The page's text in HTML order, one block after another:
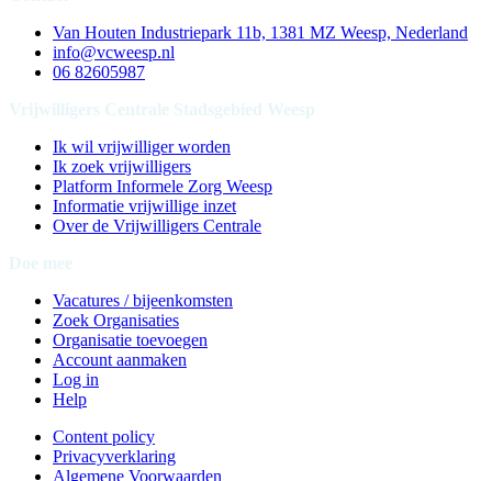
Van Houten Industriepark 11b, 1381 MZ Weesp, Nederland
info@vcweesp.nl
06 82605987
Ik wil vrijwilliger worden
Ik zoek vrijwilligers
Platform Informele Zorg Weesp
Informatie vrijwillige inzet
Over de Vrijwilligers Centrale
Vacatures / bijeenkomsten
Zoek Organisaties
Organisatie toevoegen
Account aanmaken
Log in
Help
Content policy
Privacyverklaring
Algemene Voorwaarden